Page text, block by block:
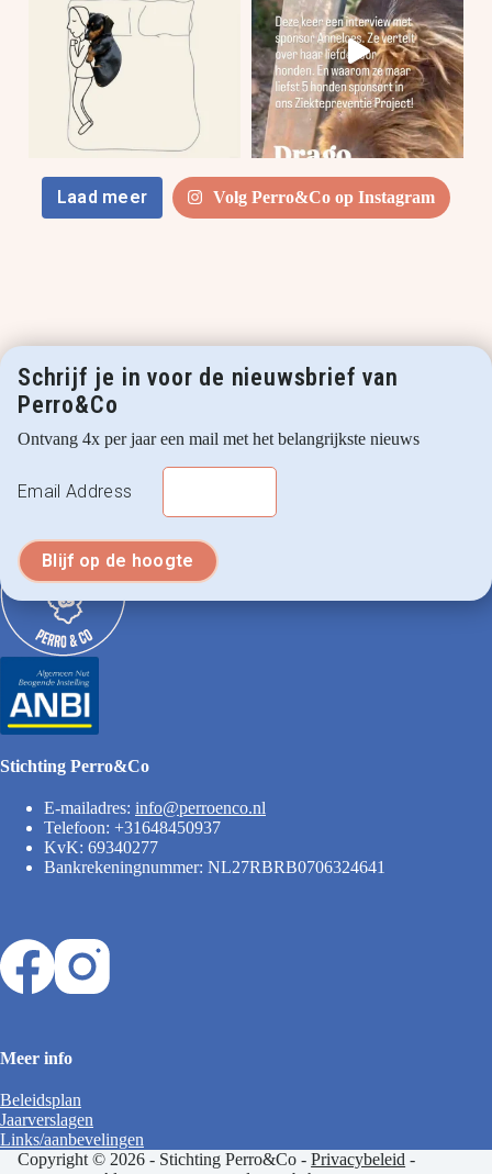
Laad meer Volg Perro&Co op Instagram
Schrijf je in voor de nieuwsbrief van
Perro&Co
Ontvang 4x per jaar een mail met het belangrijkste nieuws
Email Address
Stichting Perro&Co
E-mailadres: info@perroenco.nl
Telefoon: +31648450937
KvK: 69340277
Bankrekeningnummer: NL27RBRB0706324641
Meer info
Beleidsplan
Jaarverslagen
Links/aanbevelingen
Copyright © 2026 - Stichting Perro&Co -Privacybeleid -